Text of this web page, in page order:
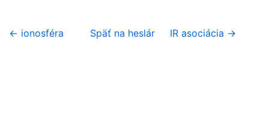
← ionosféra Späť na heslár IR asociácia →